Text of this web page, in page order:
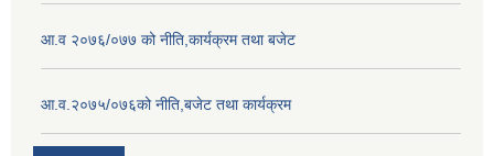
आ.व २०७६/०७७ को नीति,कार्यक्रम तथा बजेट
आ.व.२०७५/०७६को नीति,बजेट तथा कार्यक्रम